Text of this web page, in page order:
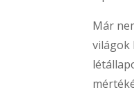
Már
világok